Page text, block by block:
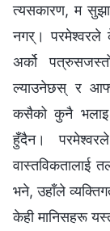
त्यसकारण, म
नगर्। परमेश्‍वरले
अर्को
ल्याउनेछस् र
कसैको कुनै भलाइ
हुँदैन।
वास्तविकतालाई
भने, उहाँले
केही मानिसहरू